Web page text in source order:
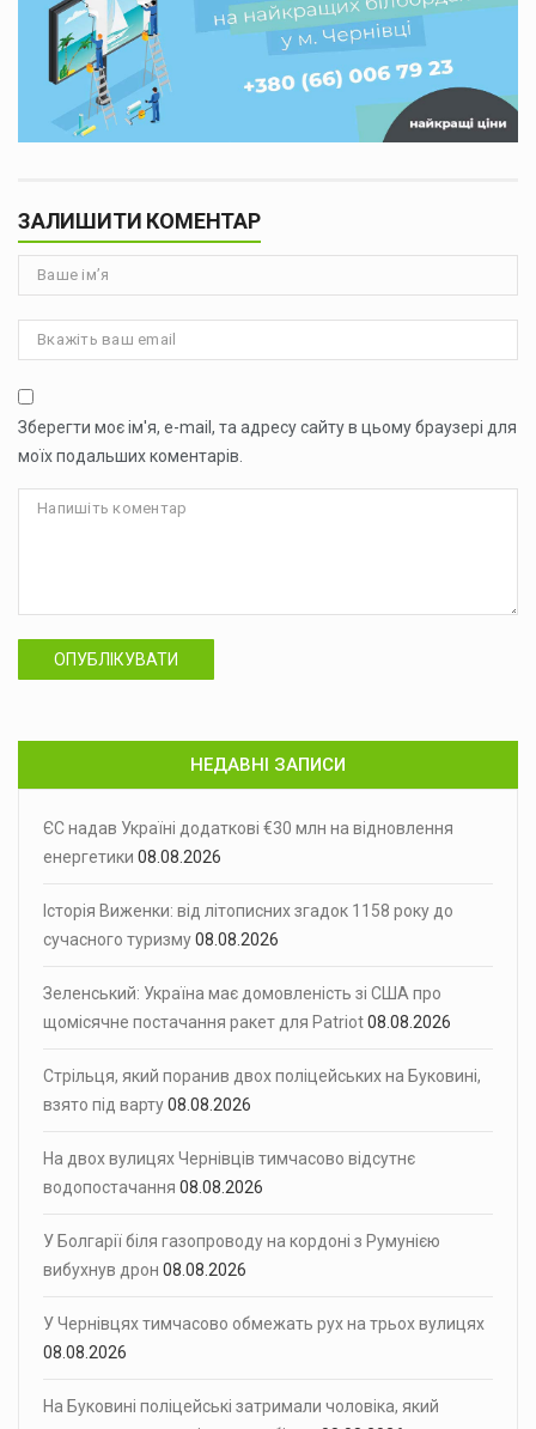
ЗАЛИШИТИ КОМЕНТАР
Зберегти моє ім'я, e-mail, та адресу сайту в цьому браузері для
моїх подальших коментарів.
ОПУБЛІКУВАТИ
НЕДАВНІ ЗАПИСИ
ЄС надав Україні додаткові €30 млн на відновлення
енергетики 08.08.2026
Історія Виженки: від літописних згадок 1158 року до
сучасного туризму08.08.2026
Зеленський: Україна має домовленість зі США про
щомісячне постачання ракет для Patriot08.08.2026
Стрільця, який поранив двох поліцейських на Буковині,
взято під варту08.08.2026
На двох вулицях Чернівців тимчасово відсутнє
водопостачання 08.08.2026
У Болгарії біля газопроводу на кордоні з Румунією
вибухнув дрон 08.08.2026
У Чернівцях тимчасово обмежать рух на трьох вулицях
08.08.2026
На Буковині поліцейські затримали чоловіка, який